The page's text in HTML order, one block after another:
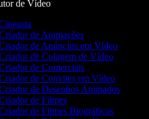
de Vídeo
de Animações
de Anúncios em Vídeo
de Colagem de Vídeo
de Comerciais
de Convites em Vídeo
de Desenhos Animados
de Filmes
de Filmes Biográficos